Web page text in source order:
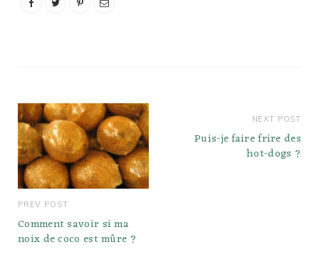
à un piment jalapeno, qui
PREV POST
Comment savoir si ma
noix de coco est mûre ?
NEXT POST
Puis-je faire frire des
hot-dogs ?